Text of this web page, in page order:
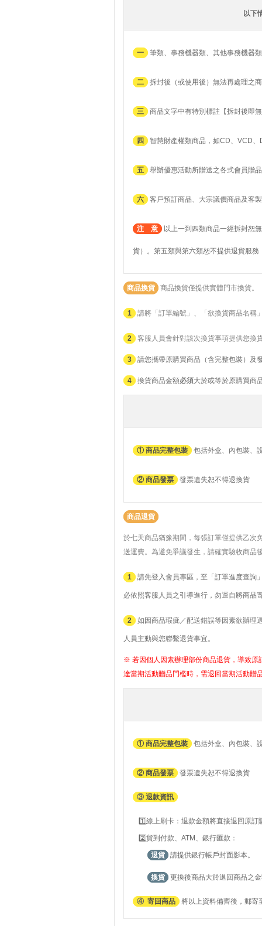
以下
一 筆類、事務機器類、其他事務機器
二 拆封後（或使用後）無法再處理之
三 商品文字中有特別標註【拆封後即
四 智慧財產權類商品，如CD、VCD
五 舉辦優惠活動所贈送之各式會員贈品
六 客戶預訂商品、大宗議價商品及客
注 意 以上一到四類商品一經拆封恕
貨）。第五類與第六類恕不提供退貨服
商品換貨 商品換貨僅提供實體門市換貨。
1 請將「訂單編號」、「欲換貨商品名稱
2 客服人員會針對該次換貨事項提供您換
3 請您攜帶原購買商品（含完整包裝）及
4 換貨商品金額必須大於或等於原購買商
① 商品完整包裝 包括外盒、內包裝、
② 商品發票 發票遺失恕不得退換貨
商品退貨
於七天商品猶豫期間，每張訂單僅提供乙次
送運費。 為避免爭議發生，請確實驗收商品
1 請先登入會員專區，至「訂單進度查詢
必依照客服人員之引導進行，勿逕自將商品
2 如因商品瑕疵／配送錯誤等因素欲辦理
人員主動與您聯繫退貨事宜。
※ 若因個人因素辦理部份商品退貨，導致原
達當期活動贈品門檻時，需退回當期活動贈
① 商品完整包裝 包括外盒、內包裝、
② 商品發票 發票遺失恕不得退換貨
③ 退款資訊
1️⃣線上刷卡：退款金額將直接退回原訂
2️⃣貨到付款、ATM、銀行匯款：
退貨 請提供銀行帳戶封面影本。
換貨 更換後商品大於退回商品之
④ 寄回商品 將以上資料備齊後，郵寄